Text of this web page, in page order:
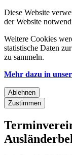
Diese Website
der Website
Weitere Cookies
statistische Daten
zu sammeln.
Mehr dazu in
Ablehnen
Zustimmen